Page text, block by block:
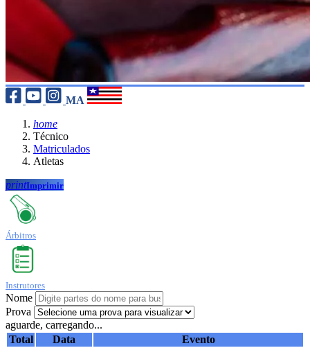
MA
home
Técnico
Matriculados
Atletas
printImprimir
Árbitros
Instrutores
Nome
Prova
aguarde, carregando...
Total
Data
Evento